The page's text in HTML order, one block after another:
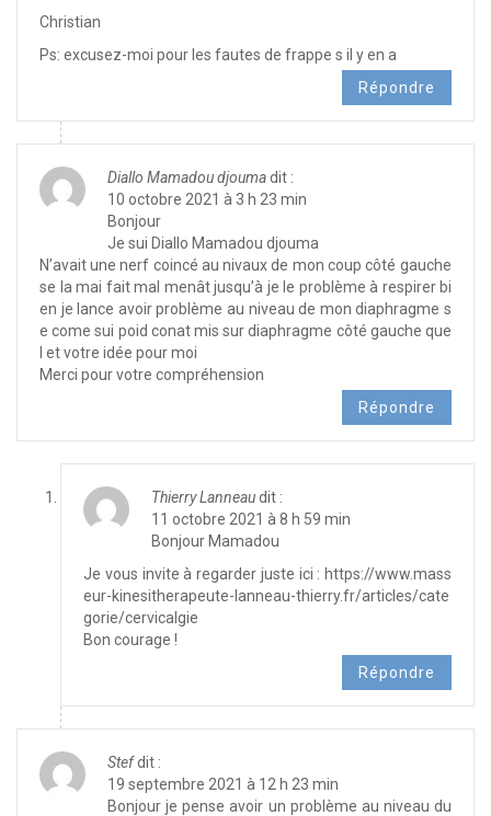
Christian
Ps: excusez-moi pour les fautes de frappe s il y en a
Répondre
Diallo Mamadou djoumadit :
10 octobre 2021 à 3 h 23 min
Bonjour
Je sui Diallo Mamadou djouma
N’avait une nerf coincé au nivaux de mon coup côté gauche
se la mai fait mal menât jusqu’à je le problème à respirer bi
en je lance avoir problème au niveau de mon diaphragme s
e come sui poid conat mis sur diaphragme côté gauche que
l et votre idée pour moi
Merci pour votre compréhension
Répondre
Thierry Lanneaudit :
11 octobre 2021 à 8 h 59 min
Bonjour Mamadou
Je vous invite à regarder juste ici : https://www.mass
eur-kinesitherapeute-lanneau-thierry.fr/articles/cate
gorie/cervicalgie
Bon courage !
Répondre
Stefdit :
19 septembre 2021 à 12 h 23 min
Bonjour je pense avoir un problème au niveau du